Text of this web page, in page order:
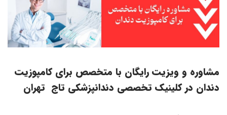
مشاوره و ویزیت رایگان با متخصص برای کامپوزیت
دندان در کلینیک تخصصی دندانپزشکی تاج تهران